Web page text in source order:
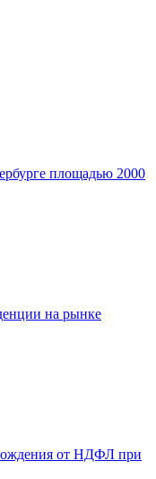
площадью 2000
на рынке
от НДФЛ при